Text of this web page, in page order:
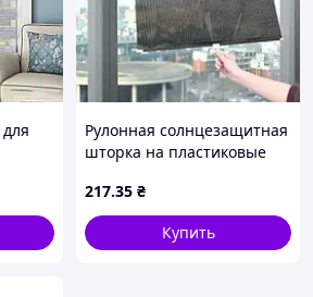
Рулонная солнцезащитная
шторка на пластиковые
217.35 ₴
Купить